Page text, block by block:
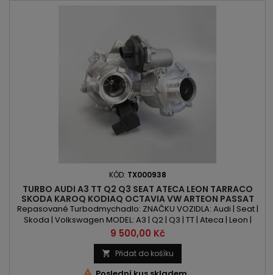
KÓD: TX000938
TURBO AUDI A3 TT Q2 Q3 SEAT ATECA LEON TARRACO
SKODA KAROQ KODIAQ OCTAVIA VW ARTEON PASSAT
POLO T-ROC TIGUAN 2.0TSI/TFSI
Repasované Turbodmychadlo: ZNAČKU VOZIDLA: Audi | Seat |
Skoda | Volkswagen MODEL: A3 | Q2 | Q3 | TT | Ateca | Leon |
Tarraco | Karoq | Kodiaq | Octavia | Arteon | Passat | Polo | T-
Roc | Tiguan KÓD MOTORU: CZPA | CZPB | DGUA | DGVA | DKTC |
DKZA | DKZB | DKZC | DNLA | DRFA | DTEA OBSAH: 1984ccm 2.0 TSI
| 2.0 TFSI VÝKON: 180PS/132kW | 186PS/137kW |...
Cena
9 500,00 Kč
 Přidat do košíku